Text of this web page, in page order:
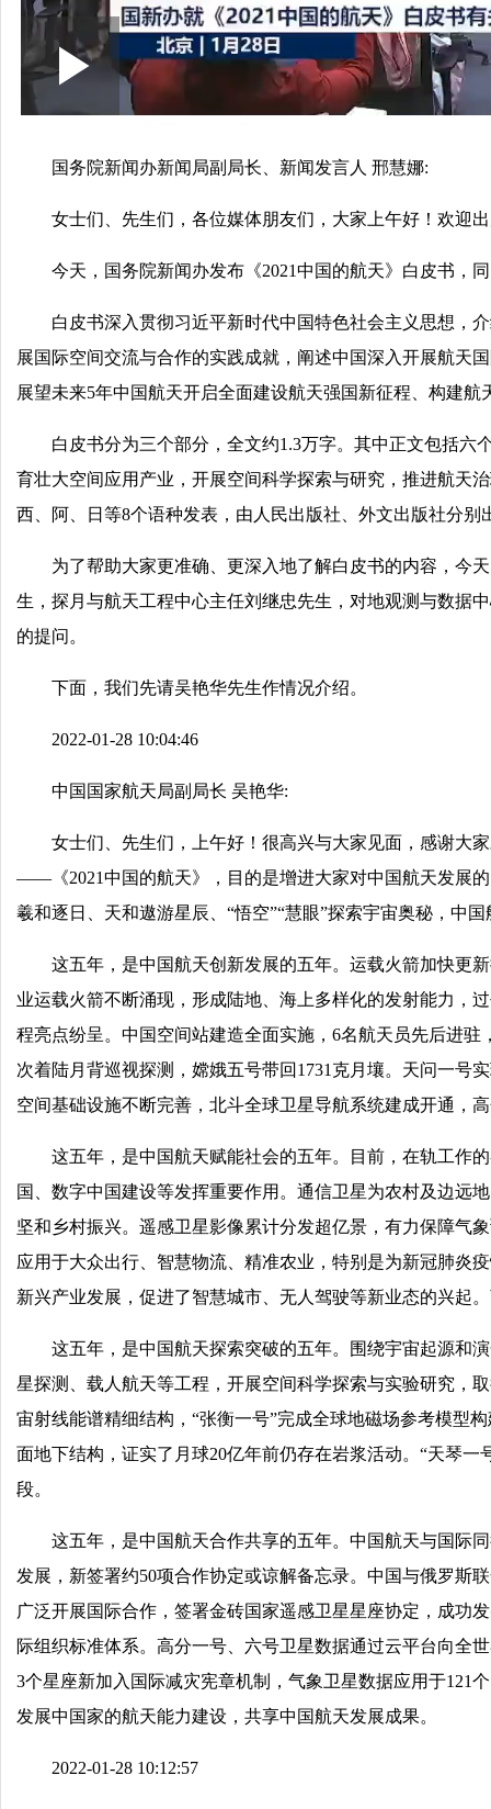
Play
--:--
国务院新闻办新闻局副局长、新闻发言人 邢慧娜:
女士们、先生们，各位媒体朋友们，大家上午好！欢迎
今天，国务院新闻办发布《2021中国的航天》白皮书，
白皮书深入贯彻习近平新时代中国特色社会主义思想，
展国际空间交流与合作的实践成就，阐述中国深入开展航天
展望未来5年中国航天开启全面建设航天强国新征程、构建航
白皮书分为三个部分，全文约1.3万字。其中正文包括
育壮大空间应用产业，开展空间科学探索与研究，推进航天
西、阿、日等8个语种发表，由人民出版社、外文出版社分别
为了帮助大家更准确、更深入地了解白皮书的内容，今
生，探月与航天工程中心主任刘继忠先生，对地观测与数据
的提问。
下面，我们先请吴艳华先生作情况介绍。
2022-01-28 10:04:46
中国国家航天局副局长 吴艳华:
女士们、先生们，上午好！很高兴与大家见面，感谢大
——《2021中国的航天》，目的是增进大家对中国航天发展
羲和逐日、天和遨游星辰、“悟空”“慧眼”探索宇宙奥秘，中
这五年，是中国航天创新发展的五年。运载火箭加快更
业运载火箭不断涌现，形成陆地、海上多样化的发射能力，
程亮点纷呈。中国空间站建造全面实施，6名航天员先后进
次着陆月背巡视探测，嫦娥五号带回1731克月壤。天问一号
空间基础设施不断完善，北斗全球卫星导航系统建成开通，
这五年，是中国航天赋能社会的五年。目前，在轨工作
国、数字中国建设等发挥重要作用。通信卫星为农村及边远
坚和乡村振兴。遥感卫星影像累计分发超亿景，有力保障气
应用于大众出行、智慧物流、精准农业，特别是为新冠肺炎
新兴产业发展，促进了智慧城市、无人驾驶等新业态的兴起
这五年，是中国航天探索突破的五年。围绕宇宙起源和
星探测、载人航天等工程，开展空间科学探索与实验研究，
宙射线能谱精细结构，“张衡一号”完成全球地磁场参考模型
面地下结构，证实了月球20亿年前仍存在岩浆活动。“天琴
段。
这五年，是中国航天合作共享的五年。中国航天与国际
发展，新签署约50项合作协定或谅解备忘录。中国与俄罗斯
广泛开展国际合作，签署金砖国家遥感卫星星座协定，成功
际组织标准体系。高分一号、六号卫星数据通过云平台向全
3个星座新加入国际减灾宪章机制，气象卫星数据应用于121
发展中国家的航天能力建设，共享中国航天发展成果。
2022-01-28 10:12:57